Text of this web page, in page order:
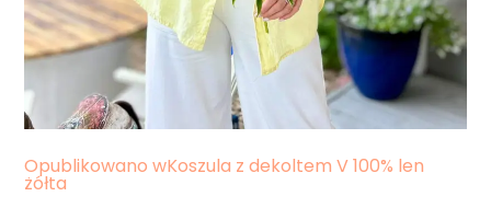
Nawigacja
Opublikowano wKoszula z dekoltem V 100% len
żółta